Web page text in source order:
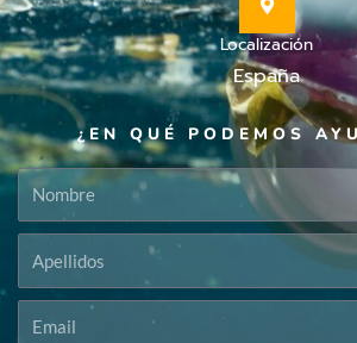
Localización
España
¿EN QUÉ PODEMOS